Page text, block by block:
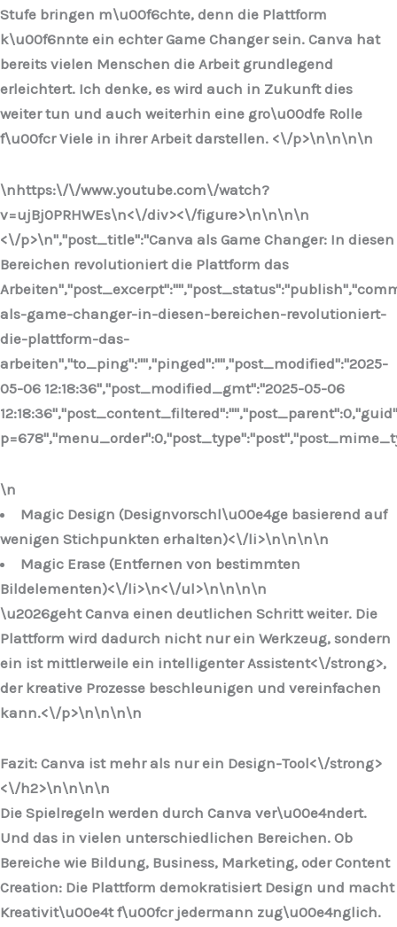
Stufe bringen m\u00f6chte, denn die Plattform
k\u00f6nnte ein echter Game Changer sein. Canva hat
bereits vielen Menschen die Arbeit grundlegend
erleichtert. Ich denke, es wird auch in Zukunft dies
weiter tun und auch weiterhin eine gro\u00dfe Rolle
f\u00fcr Viele in ihrer Arbeit darstellen. <\/p>\n\n\n\n
\nhttps:\/\/www.youtube.com\/watch?
v=ujBj0PRHWEs\n<\/div><\/figure>\n\n\n\n
<\/p>\n","post_title":"Canva als Game Changer: In diesen
Bereichen revolutioniert die Plattform das
als-game-changer-in-diesen-bereichen-revolutioniert-
die-plattform-das-
arbeiten","to_ping":"","pinged":"","post_modified":"2025-
05-06 12:18:36","post_modified_gmt":"2025-05-06
\n
Magic Design (Designvorschl\u00e4ge basierend auf
wenigen Stichpunkten erhalten)<\/li>\n\n\n\n
Magic Erase (Entfernen von bestimmten
Bildelementen)<\/li>\n<\/ul>\n\n\n\n
\u2026geht Canva einen deutlichen Schritt weiter. Die
Plattform wird dadurch nicht nur ein Werkzeug, sondern
ein ist mittlerweile ein intelligenter Assistent<\/strong>,
der kreative Prozesse beschleunigen und vereinfachen
kann.<\/p>\n\n\n\n
Fazit: Canva ist mehr als nur ein Design-Tool<\/strong>
<\/h2>\n\n\n\n
Die Spielregeln werden durch Canva ver\u00e4ndert.
Und das in vielen unterschiedlichen Bereichen. Ob
Bereiche wie Bildung, Business, Marketing, oder Content
Creation: Die Plattform demokratisiert Design und macht
Kreativit\u00e4t f\u00fcr jedermann zug\u00e4nglich.